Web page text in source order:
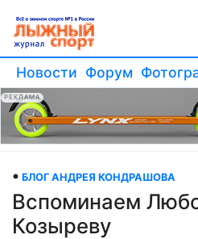
Новости Форум
РЕКЛАМА
БЛОГ АНДРЕЯ КОНДРАШОВА
Вспоминаем
Козыреву